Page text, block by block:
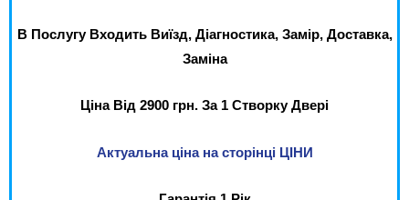
В Послугу Входить Виїзд, Діагностика, Замір, Доставка,
Заміна
Ціна Від 2900 грн. За 1 Створку Двері
Актуальна ціна на сторінці ЦІНИ